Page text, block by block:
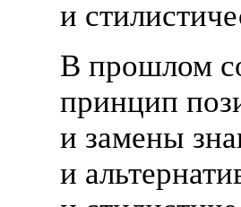
и
В прошлом
принцип
и замены
и